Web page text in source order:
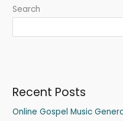
Search
Recent Posts
Online Gospel Music